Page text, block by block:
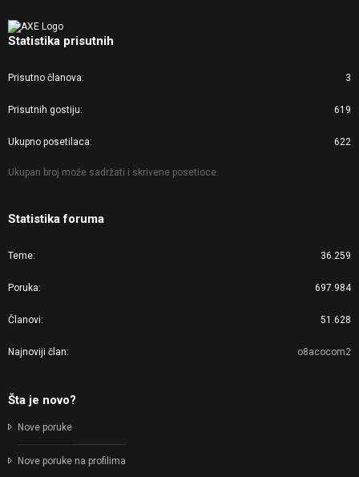
Statistika prisutnih
Prisutno članova 3
Prisutnih gostiju 619
Ukupno posetilaca 622
Ukupan broj može sadržati i skrivene posetioce.
Statistika foruma
Teme 36.259
Poruka 697.984
Članovi 51.628
Najnoviji član o8acocom2
Šta je novo?
Nove poruke
Nove poruke na profilima